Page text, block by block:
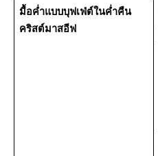
มื้อค่ำแบบบุฟเฟ่ต์ในค่ำคืน
คริสต์มาสอีฟ